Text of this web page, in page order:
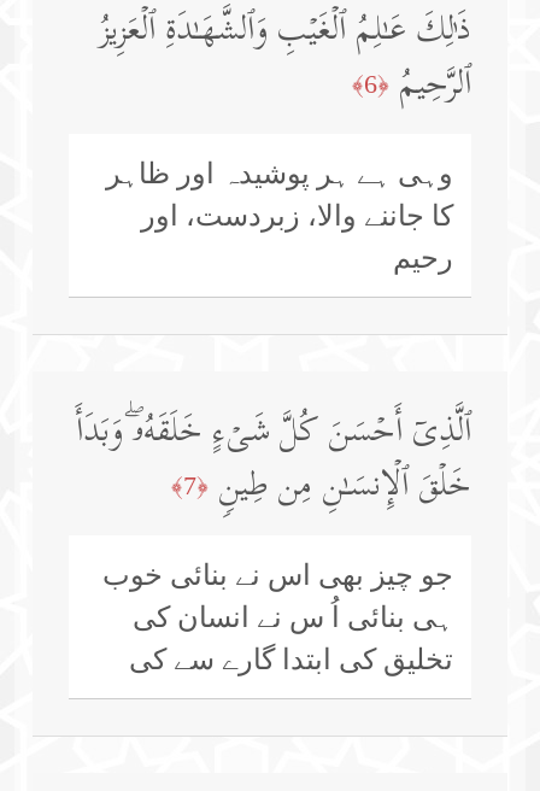
ذَ ٰ⁠لِكَ عَـٰلِمُ ٱلۡغَیۡبِ وَٱلشَّهَـٰدَةِ ٱلۡعَزِیزُ
ٱلرَّحِیمُ ﴿6﴾
وہی ہے ہر پوشیدہ اور ظاہر
کا جاننے والا، زبردست، اور
رحیم
ٱلَّذِیۤ أَحۡسَنَ كُلَّ شَیۡءٍ خَلَقَهُۥۖ وَبَدَأَ
خَلۡقَ ٱلۡإِنسَـٰنِ مِن طِینࣲ ﴿7﴾
جو چیز بھی اس نے بنائی خوب
ہی بنائی اُ س نے انسان کی
تخلیق کی ابتدا گارے سے کی